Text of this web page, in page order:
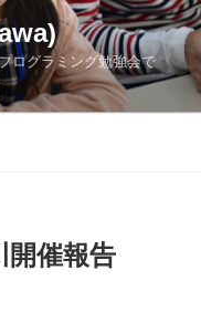
ログラミング勉強会で
催報告